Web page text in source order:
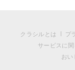
クラシルとは プ
サービスに
お